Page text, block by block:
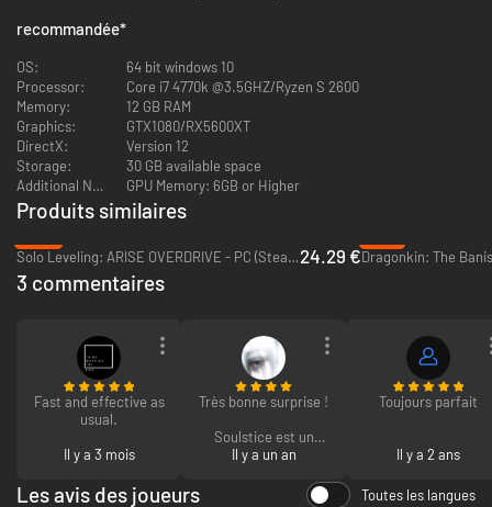
système de combat riche, et incarnez la dualité des forces des deux
sœurs dans ce récit d'apprentissage fantastique riche en actions,
ennemis féroces et combats de boss spectaculaire.
Caractéristiques principales
Combattez en synergie
- Gérez les deux personnages
simultanément. Briar maîtrise les attaques et combos de mêlée,
tandis que Lute contrôle le champs de bataille avec ses aptitudes
surnaturelles. Combinez leurs pouvoirs pour débloquer des
Chimère.
recommandée*
OS:
64 bit windows 10
Processor:
Core i7 4770k @3.5GHZ/Ryzen S 2600
Memory:
12 GB RAM
Graphics:
GTX1080/RX5600XT
DirectX:
Version 12
Storage:
30 GB available space
Additional Notes:
GPU Memory: 6GB or Higher
Produits similaires
Solo Leveling: ARISE OVERDRIVE - PC (Steam)24.29 €Dragonkin: The
3 commentaires
Fast and effective as
usual.
Il y a 3 mois
Très bonne surprise !
Soulstice est un
hack and slash
rappelle les vibes de
Il y a un an
Toujours parfait
Il y a 2 ans
Les avis des joueurs Toutes les langues